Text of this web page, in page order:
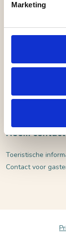
Marketing
Neem
Toeristische
Contact voor